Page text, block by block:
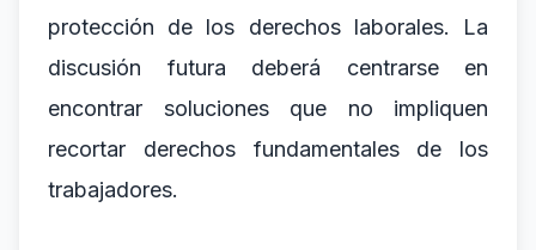
protección de los derechos laborales. La
discusión futura deberá centrarse en
encontrar soluciones que no impliquen
recortar derechos fundamentales de los
trabajadores.